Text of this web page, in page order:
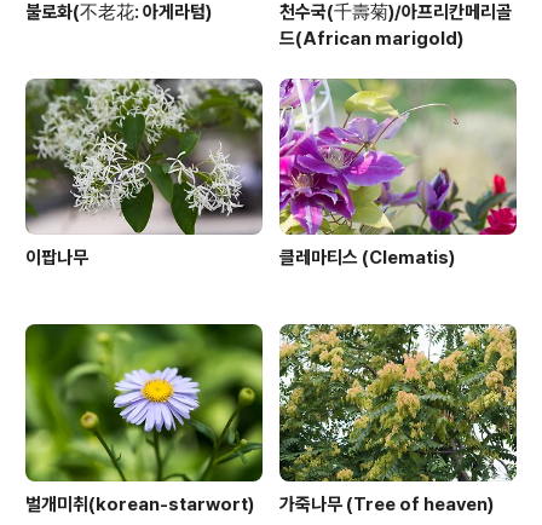
불로화(不老花: 아게라텀)
천수국(千壽菊)/아프리칸메리골
드(African marigold)
이팝나무 클레마티스 (Clematis)
벌개미취(korean-starwort) 가죽나무 (Tree of heaven)